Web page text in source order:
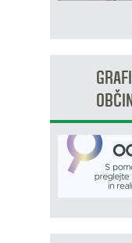
IN JAVNI
OP8/009 –